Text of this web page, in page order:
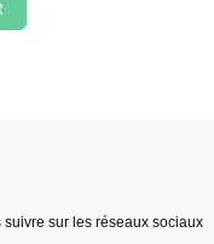
sur les réseaux sociaux